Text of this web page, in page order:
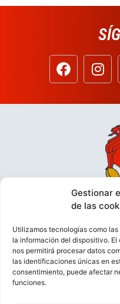
Gestionar
de las
Utilizamos tecnologías como
la información del dispositivo.
nos permitirá procesar datos
las identificaciones únicas en
consentimiento, puede afectar
funciones.